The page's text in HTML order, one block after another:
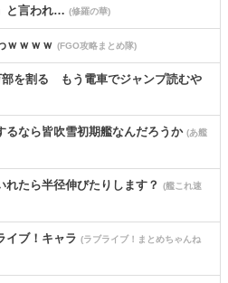
と言われ… (修羅の華)
ｗｗｗｗ (FGO攻略まとめ隊)
部を割る もう電車でジャンプ読むや
るなら皆吹雪初期艦なんだろうか (あ艦
れたら半径伸びたりします？
(艦これ速
イブ！キャラ (ラブライブ！まとめちゃんね